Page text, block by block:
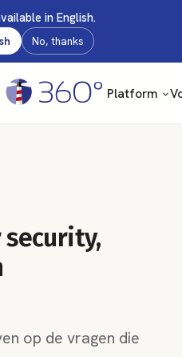
in English.
No, thanks
Platform
op de vragen die